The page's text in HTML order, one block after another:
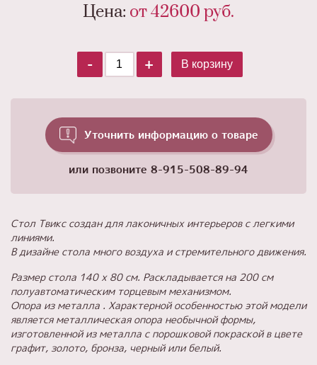
Цена: от 42600 руб.
- + В корзину
Уточнить информацию о товаре
или позвоните 8-915-508-89-94
Стол Твикс создан для лаконичных интерьеров с легкими
линиями.
В дизайне стола много воздуха и стремительного движения.
Размер стола 140 х 80 см. Раскладывается на 200 см
полуавтоматическим торцевым механизмом.
Опора из металла . Характерной особенностью этой модели
является металлическая опора необычной формы,
изготовленной из металла с порошковой покраской в цвете
графит, золото, бронза, черный или белый.